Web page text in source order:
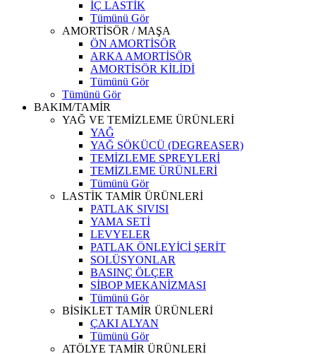
İÇ LASTİK
Tümünü Gör
AMORTİSÖR / MAŞA
ÖN AMORTİSÖR
ARKA AMORTİSÖR
AMORTİSÖR KİLİDİ
Tümünü Gör
Tümünü Gör
BAKIM/TAMİR
YAĞ VE TEMİZLEME ÜRÜNLERİ
YAĞ
YAĞ SÖKÜCÜ (DEGREASER)
TEMİZLEME SPREYLERİ
TEMİZLEME ÜRÜNLERİ
Tümünü Gör
LASTİK TAMİR ÜRÜNLERİ
PATLAK SIVISI
YAMA SETİ
LEVYELER
PATLAK ÖNLEYİCİ ŞERİT
SOLÜSYONLAR
BASINÇ ÖLÇER
SİBOP MEKANİZMASI
Tümünü Gör
BİSİKLET TAMİR ÜRÜNLERİ
ÇAKI ALYAN
Tümünü Gör
ATÖLYE TAMİR ÜRÜNLERİ